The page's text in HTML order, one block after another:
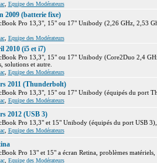
, Equipe des Modérateurs
2009 (batterie fixe)
Pro 13,3", 15" ou 17" Unibody (2,26 GHz, 2,53
, Equipe des Modérateurs
2010 (i5 et i7)
Pro 13,3", 15" ou 17" Unibody (Core2Duo 2,4
solutions et autre.
, Equipe des Modérateurs
2011 (Thunderbolt)
Pro 13,3", 15" ou 17" Unibody (équipés du port
, Equipe des Modérateurs
2012 (USB 3)
Pro 13,3" et 15" Unibody (équipés du port USB
, Equipe des Modérateurs
Pro 13" et 15" a écran Retina, problèmes matériels,
, Equipe des Modérateurs